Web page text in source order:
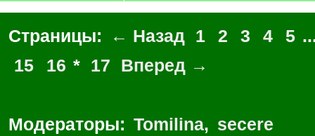
Страницы: ← Назад 1 2 3 4 5
15
16 * 17 Вперед →
Модераторы: Tomilina, secere